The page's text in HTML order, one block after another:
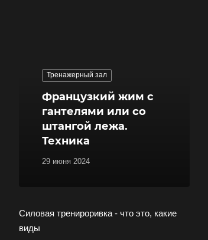
Тренажерный зал
29 июня 2024
Французкий жим с
гантелями или со
штангой лежа.
Техника
Силовая тренироривка - что это, какие
виды